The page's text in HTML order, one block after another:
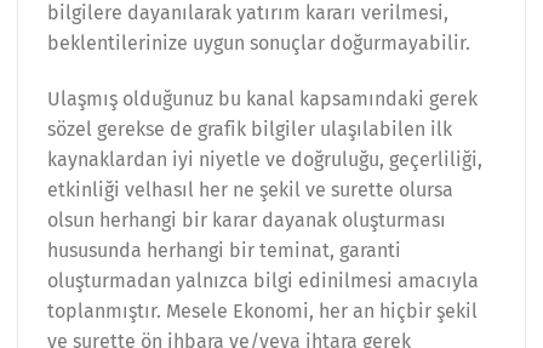
bilgilere dayanılarak yatırım kararı verilmesi,
beklentilerinize uygun sonuçlar doğurmayabilir.
Ulaşmış olduğunuz bu kanal kapsamındaki gerek
sözel gerekse de grafik bilgiler ulaşılabilen ilk
kaynaklardan iyi niyetle ve doğruluğu, geçerliliği,
etkinliği velhasıl her ne şekil ve surette olursa
olsun herhangi bir karar dayanak oluşturması
hususunda herhangi bir teminat, garanti
oluşturmadan yalnızca bilgi edinilmesi amacıyla
toplanmıştır. Mesele Ekonomi, her an hiçbir şekil
ve surette ön ihbara ve/veya ihtara gerek